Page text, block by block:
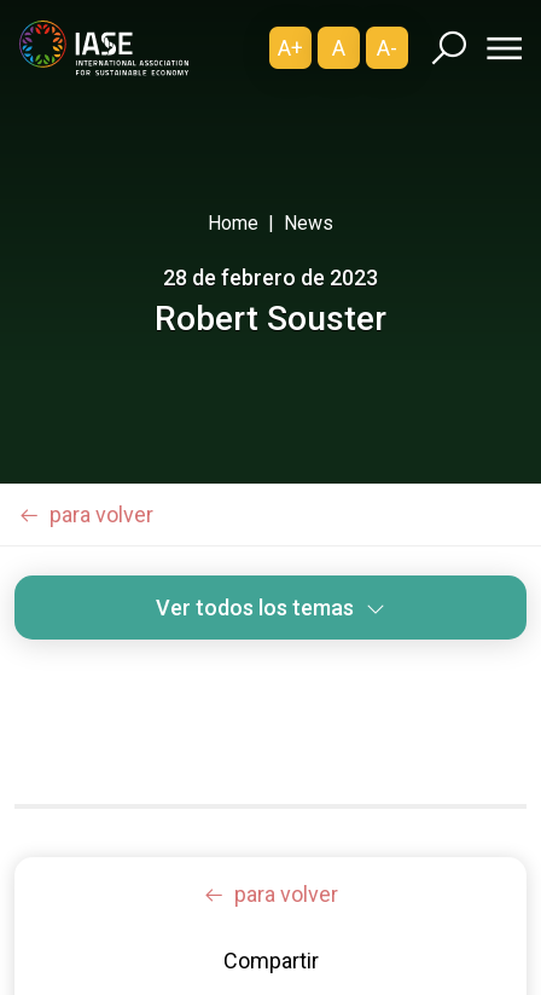
A+ A A-
Home News
28 de febrero de 2023
Robert Souster
para volver
Ver todos los temas
para volver
Compartir